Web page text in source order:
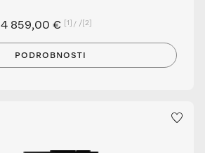
4 859,00 € [1] / [2]
PODROBNOSTI